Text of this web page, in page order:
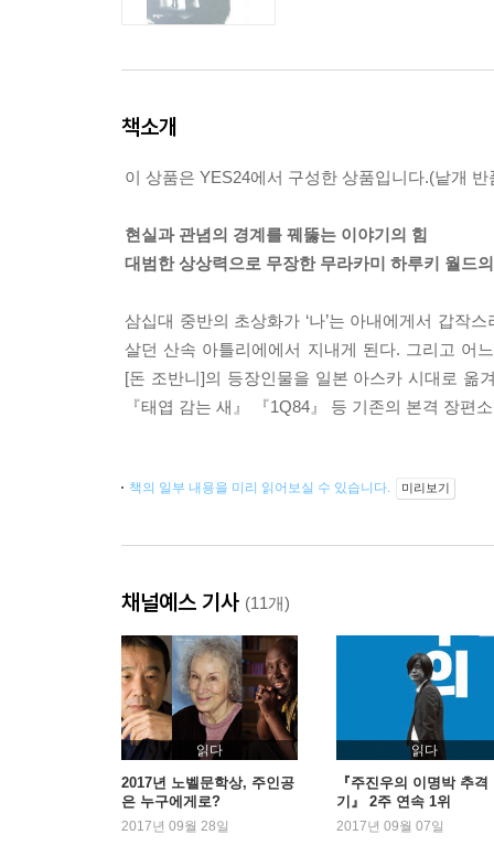
책소개
이 상품은 YES24에서 구성한 상품입니다.(낱개 반
현실과 관념의 경계를 꿰뚫는 이야기의 힘
대범한 상상력으로 무장한 무라카미 하루키 월드
삼십대 중반의 초상화가 ‘나’는 아내에게서 갑작
살던 산속 아틀리에에서 지내게 된다. 그리고 어
[돈 조반니]의 등장인물을 일본 아스카 시대로 옮
『태엽 감는 새』 『1Q84』 등 기존의 본격 장편
책의 일부 내용을 미리 읽어보실 수 있습니다. 미리보기
채널예스 기사 (11개)
읽다
2017년 노벨문학상, 주인공
은 누구에게로?
2017년 09월 28일
읽다
『주진우의 이명박 추격
기』 2주 연속 1위
2017년 09월 07일